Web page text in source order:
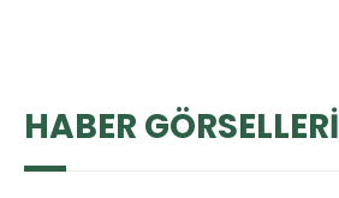
HABER GÖRSELLERİ